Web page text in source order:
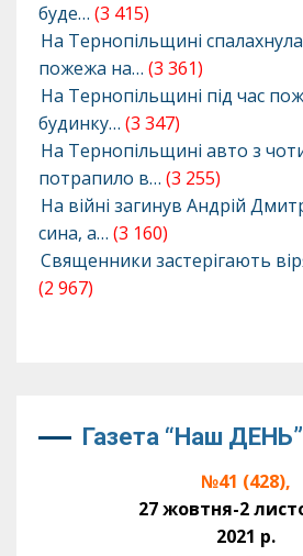
буде… (3 415)
На Тернопільщині
пожежа на… (3 361)
На Тернопільщині під час
будинку… (3 347)
На Тернопільщині авто з
потрапило в… (3 255)
На війні загинув Андрій
сина, а… (3 160)
Священники застерігають
(2 967)
Газета “Наш
№41 (428),
27 жовтня-2
2021 р.